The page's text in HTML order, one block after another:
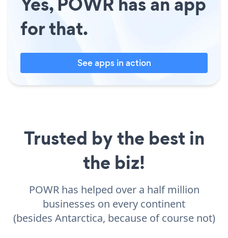
for that.
See apps in action
Trusted by the best in
the biz!
POWR has helped over a half million
businesses on every continent
(besides Antarctica, because of course not)